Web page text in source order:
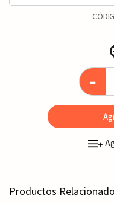
-
+
Productos